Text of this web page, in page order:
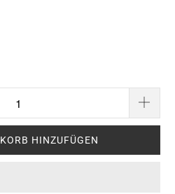
HINZUFÜGEN